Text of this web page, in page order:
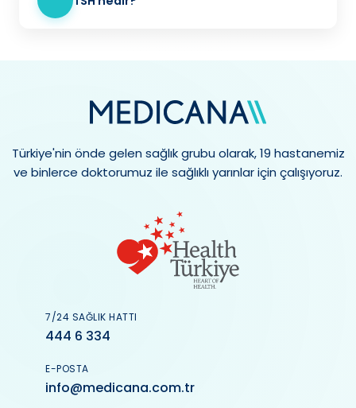
Türkiye'nin önde gelen sağlık grubu olarak, 19 hastanemiz
ve binlerce doktorumuz ile sağlıklı yarınlar için çalışıyoruz.
7/24 SAĞLIK HATTI
444 6 334
E-POSTA
info@medicana.com.tr